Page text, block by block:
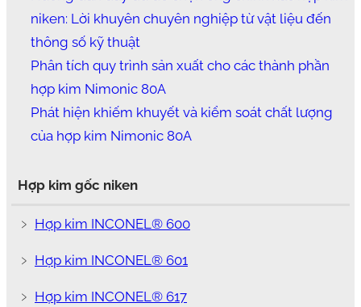
niken: Lời khuyên chuyên nghiệp từ vật liệu đến
thông số kỹ thuật
Phân tích quy trình sản xuất cho các thành phần
hợp kim Nimonic 80A
Phát hiện khiếm khuyết và kiểm soát chất lượng
của hợp kim Nimonic 80A
Hợp kim gốc niken
﹥ Hợp kim INCONEL® 600
﹥ Hợp kim INCONEL® 601
﹥ Hợp kim INCONEL® 617